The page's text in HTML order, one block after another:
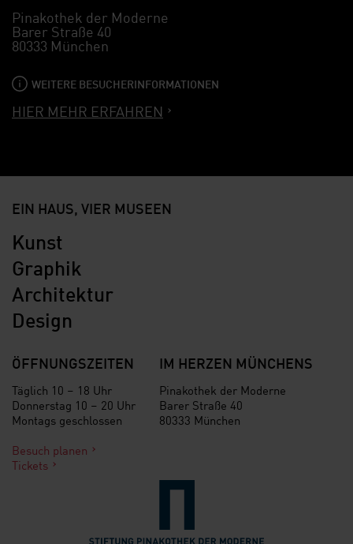
Pinakothek der Moderne
Barer Straße 40
80333 München
WEITERE BESUCHERINFORMATIONEN
HIER MEHR ERFAHREN
EIN HAUS, VIER MUSEEN
Kunst
Graphik
Architektur
Design
ÖFFNUNGSZEITEN
Täglich 10 – 18 Uhr
Donnerstag 10 – 20 Uhr
Montags geschlossen
Besuch planen
Tickets
IM HERZEN MÜNCHENS
Pinakothek der Moderne
Barer Straße 40
80333 München
Verlinkung zur Seite der